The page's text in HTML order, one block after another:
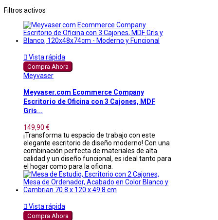
Filtros activos
 Vista rápida
Compra Ahora
Meyvaser
Meyvaser.com Ecommerce Company
Escritorio de Oficina con 3 Cajones, MDF
Gris...
149,90 €
¡Transforma tu espacio de trabajo con este
elegante escritorio de diseño moderno! Con una
combinación perfecta de materiales de alta
calidad y un diseño funcional, es ideal tanto para
el hogar como para la oficina.
 Vista rápida
Compra Ahora